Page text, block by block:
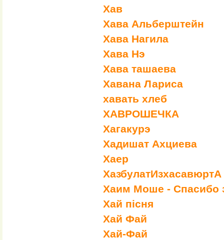
Хав
Хава Альберштейн
Хава Нагила
Хава Нэ
Хава ташаева
Хавана Лариса
хавать хлеб
ХАВРОШЕЧКА
Хагакурэ
Хадишат Ахциева
Хаер
ХазбулатИзхасавюртА
Хаим Моше - Спасибо
Хай пісня
Хай Фай
Хай-Фай